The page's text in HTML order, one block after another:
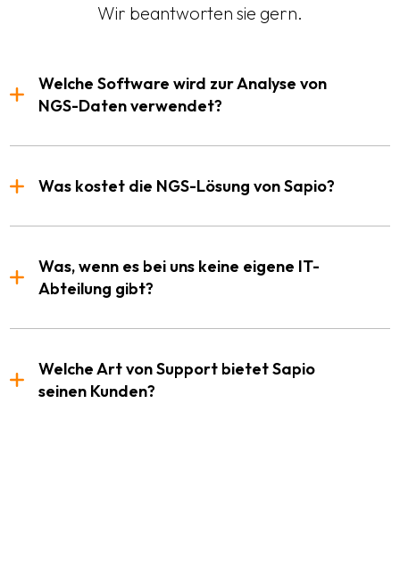
Wir beantworten sie gern.
Welche Software wird zur Analyse von
NGS-Daten verwendet?
Was kostet die NGS-Lösung von Sapio?
Was, wenn es bei uns keine eigene IT-
Abteilung gibt?
Welche Art von Support bietet Sapio
seinen Kunden?